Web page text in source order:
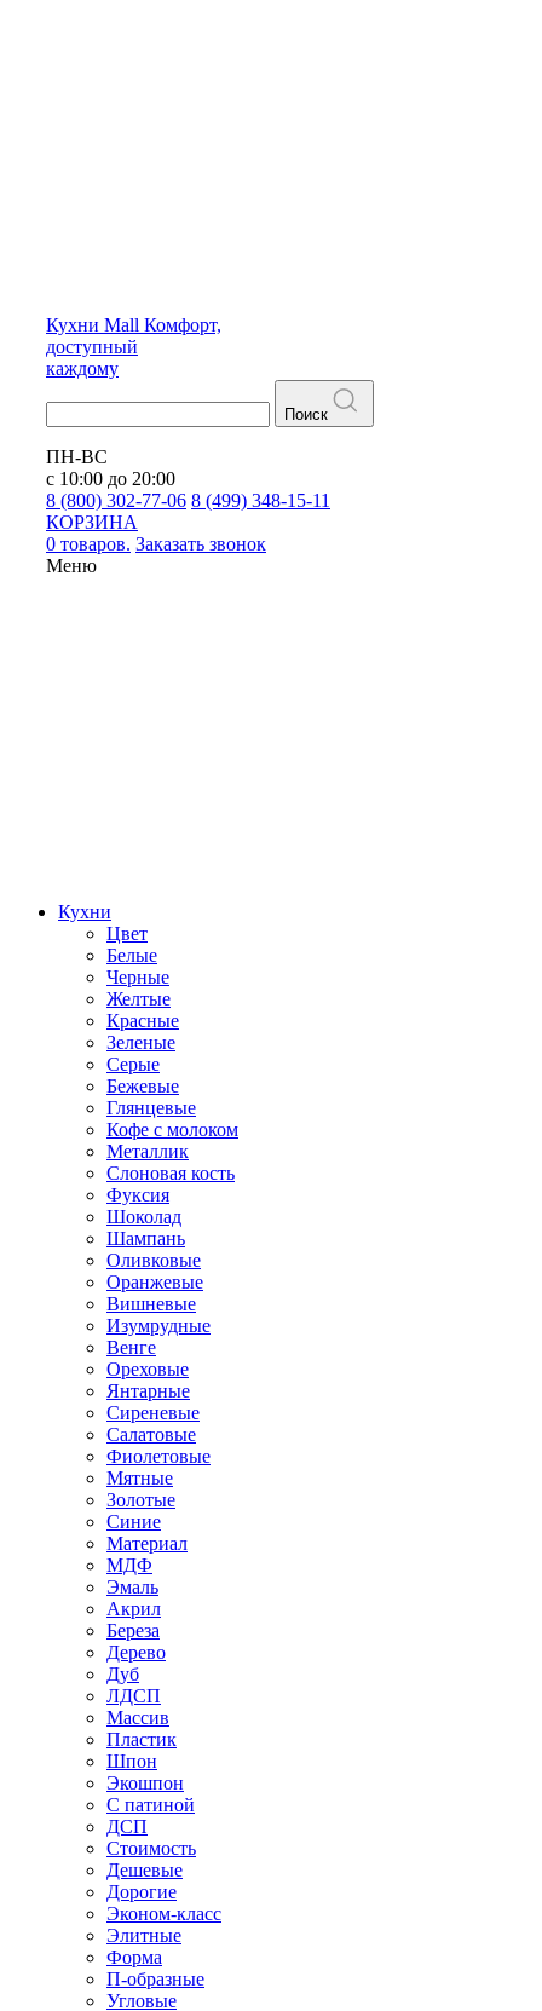
Кухни Mall Комфорт,
доступный
каждому
Поиск
ПН-ВС
с 10:00 до 20:00
8 (800) 302-77-06 8 (499) 348-15-11
КОРЗИНА
0 товаров. Заказать звонок
Меню
Кухни
Цвет
Белые
Черные
Желтые
Красные
Зеленые
Серые
Бежевые
Глянцевые
Кофе с молоком
Металлик
Слоновая кость
Фуксия
Шоколад
Шампань
Оливковые
Оранжевые
Вишневые
Изумрудные
Венге
Ореховые
Янтарные
Сиреневые
Салатовые
Фиолетовые
Мятные
Золотые
Синие
Материал
МДФ
Эмаль
Акрил
Береза
Дерево
Дуб
ЛДСП
Массив
Пластик
Шпон
Экошпон
С патиной
ДСП
Стоимость
Дешевые
Дорогие
Эконом-класс
Элитные
Форма
П-образные
Угловые